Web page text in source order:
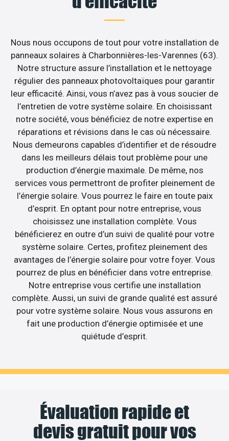
Nous nous occupons de tout pour votre installation de
panneaux solaires à Charbonnières-les-Varennes (63).
Notre structure assure l’installation et le nettoyage
régulier des panneaux photovoltaïques pour garantir
leur efficacité. Ainsi, vous n’avez pas à vous soucier de
l’entretien de votre système solaire. En choisissant
notre société, vous bénéficiez de notre expertise en
réparations et révisions dans le cas où nécessaire.
Nous demeurons capables d’identifier et de résoudre
dans les meilleurs délais tout problème pour une
production d’énergie maximale. De même, nos
services vous permettront de profiter pleinement de
l’énergie solaire. Vous pourrez le faire en toute paix
d’esprit. En optant pour notre entreprise, vous
choisissez une installation complète. Vous
bénéficierez en outre d’un suivi de qualité pour votre
système solaire. Certes, profitez pleinement des
avantages de l’énergie solaire pour votre foyer. Vous
pourrez de plus en bénéficier dans votre entreprise.
Notre entreprise vous certifie une installation
complète. Aussi, un suivi de grande qualité est assuré
pour votre système solaire. Nous vous assurons en
fait une production d’énergie optimisée et une
quiétude d’esprit.
Évaluation rapide et
devis gratuit pour vos